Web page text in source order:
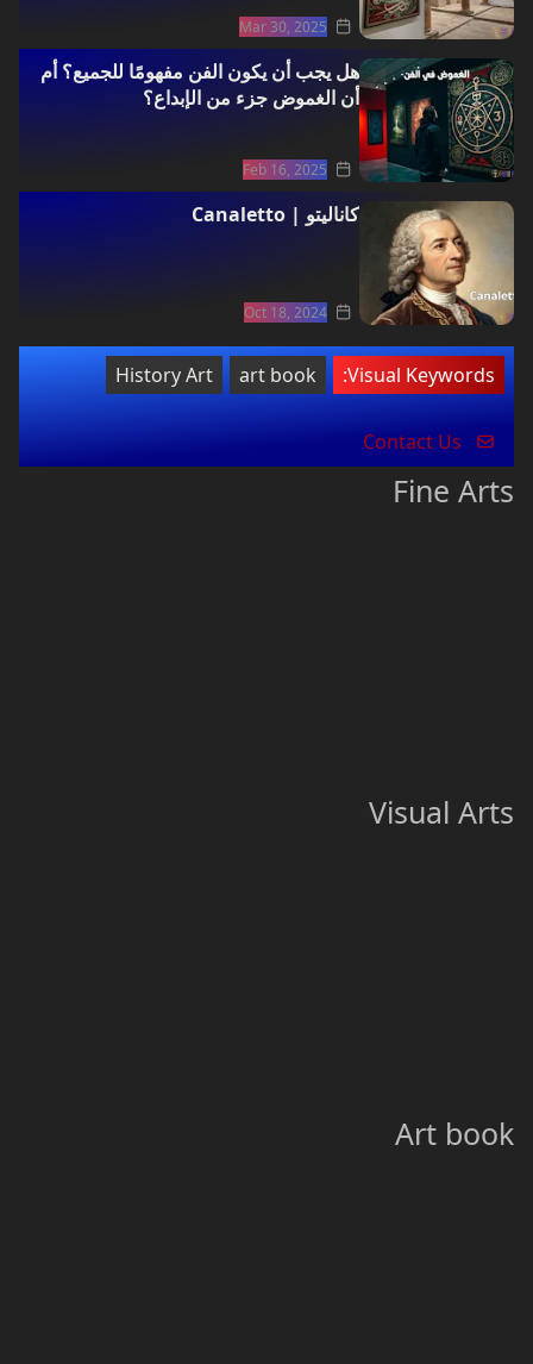
Mar 30, 2025
هل يجب أن يكون الفن مفهومًا للجميع؟ أم
أن الغموض جزء من الإبداع؟
Feb 16, 2025
كاناليتو | Canaletto
Oct 18, 2024
Visual Keywords:
art book
History Art
Fine Arts
Visual Arts
Art book